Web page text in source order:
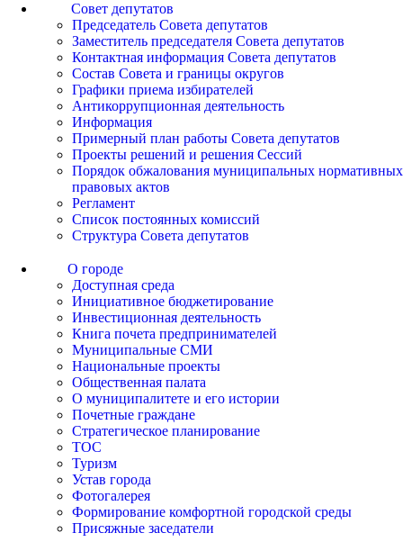
Совет депутатов
Председатель Совета депутатов
Заместитель председателя Совета депутатов
Контактная информация Совета депутатов
Состав Совета и границы округов
Графики приема избирателей
Антикоррупционная деятельность
Информация
Примерный план работы Совета депутатов
Проекты решений и решения Сессий
Порядок обжалования муниципальных нормативных
правовых актов
Регламент
Список постоянных комиссий
Структура Совета депутатов
О городе
Доступная среда
Инициативное бюджетирование
Инвестиционная деятельность
Книга почета предпринимателей
Муниципальные СМИ
Национальные проекты
Общественная палата
О муниципалитете и его истории
Почетные граждане
Стратегическое планирование
ТОС
Туризм
Устав города
Фотогалерея
Формирование комфортной городской среды
Присяжные заседатели